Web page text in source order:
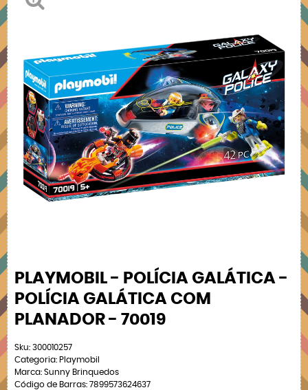
PLAYMOBIL - POLÍCIA GALÁTICA -
POLÍCIA GALÁTICA COM
PLANADOR - 70019
Sku: 300010257
Categoria: Playmobil
Marca: Sunny Brinquedos
Código de Barras: 7899573624637